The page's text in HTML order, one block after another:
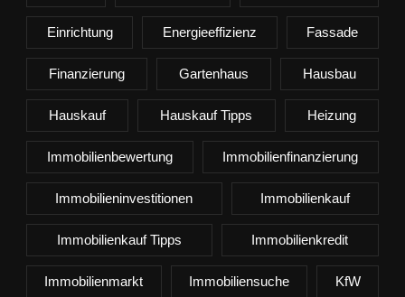
Einrichtung Energieeffizienz Fassade
Finanzierung Gartenhaus Hausbau
Hauskauf Hauskauf Tipps Heizung
Immobilienbewertung Immobilienfinanzierung
Immobilieninvestitionen Immobilienkauf
Immobilienkauf Tipps Immobilienkredit
Immobilienmarkt Immobiliensuche KfW